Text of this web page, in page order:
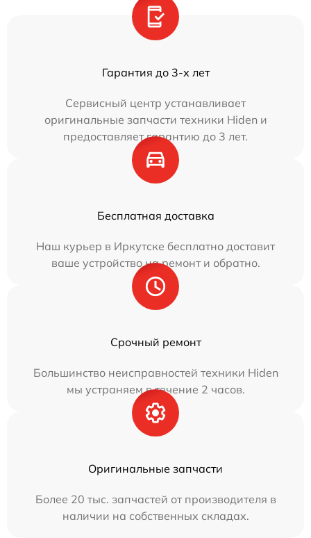
Гарантия до 3-х лет
Сервисный центр устанавливает
оригинальные запчасти техники Hiden и
предоставляет гарантию до 3 лет.
Бесплатная доставка
Наш курьер в Иркутске бесплатно доставит
ваше устройство на ремонт и обратно.
Срочный ремонт
Большинство неисправностей техники Hiden
мы устраняем в течение 2 часов.
Оригинальные запчасти
Более 20 тыс. запчастей от производителя в
наличии на собственных складах.